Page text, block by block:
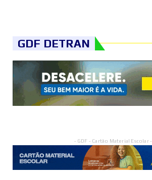
GDF DETRAN
- GDF - Cartão Material Escolar -